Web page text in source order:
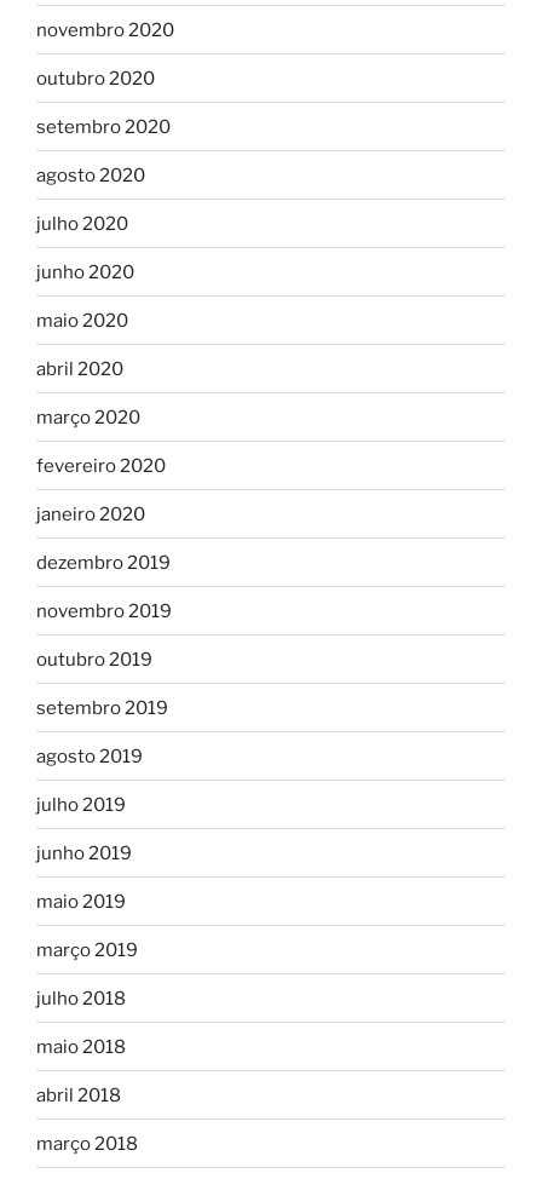
novembro 2020
outubro 2020
setembro 2020
agosto 2020
julho 2020
junho 2020
maio 2020
abril 2020
março 2020
fevereiro 2020
janeiro 2020
dezembro 2019
novembro 2019
outubro 2019
setembro 2019
agosto 2019
julho 2019
junho 2019
maio 2019
março 2019
julho 2018
maio 2018
abril 2018
março 2018